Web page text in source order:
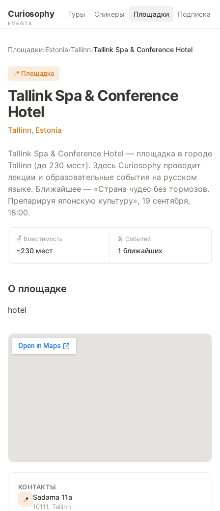
Curiosophy
EVENTS
Туры Спикеры Площадки Подписка
Площадки›Estonia›Tallinn›Tallink Spa & Conference Hotel
📍 Площадка
Tallink Spa & Conference
Hotel
Tallinn, Estonia
Tallink Spa & Conference Hotel — площадка в городе
Tallinn (до 230 мест). Здесь Curiosophy проводит
лекции и образовательные события на русском
языке. Ближайшее — «Страна чудес без тормозов.
Препарируя японскую культуру», 19 сентября,
18:00.
🪑 Вместимость
~230 мест
🎤 Событий
1 ближайших
О площадке
hotel
КОНТАКТЫ
📍 Sadama 11a
10111, Tallinn